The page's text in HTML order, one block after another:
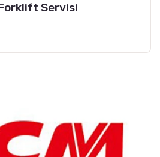
Servisi